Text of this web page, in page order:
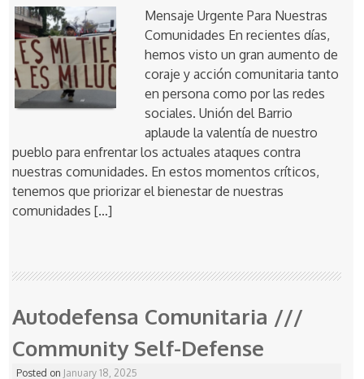
Mensaje Urgente Para Nuestras
Comunidades En recientes días,
hemos visto un gran aumento de
coraje y acción comunitaria tanto
en persona como por las redes
sociales. Unión del Barrio
aplaude la valentía de nuestro
pueblo para enfrentar los actuales ataques contra
nuestras comunidades. En estos momentos críticos,
tenemos que priorizar el bienestar de nuestras
comunidades […]
Autodefensa Comunitaria ///
Community Self-Defense
Posted on January 18, 2025